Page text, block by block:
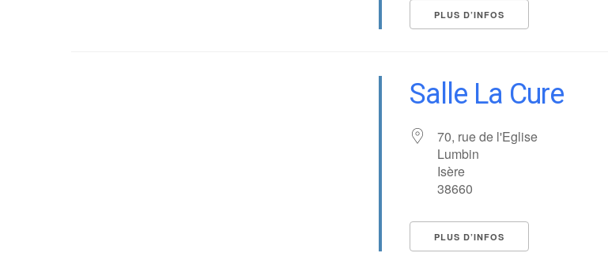
PLUS D’INFOS
Salle La Cure
70, rue de l'Eglise
Lumbin
Isère
38660
PLUS D’INFOS